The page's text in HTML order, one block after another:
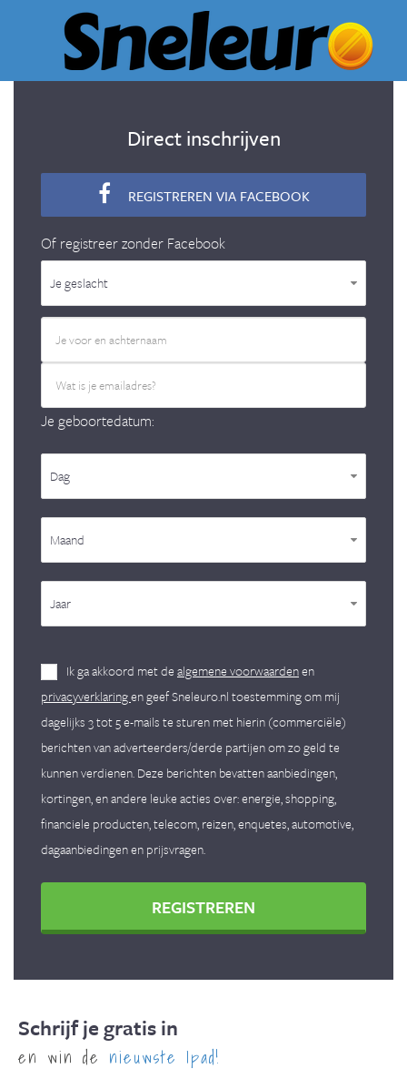
Direct inschrijven
REGISTREREN VIA FACEBOOK
Of registreer zonder Facebook
Je geslacht
Je geboortedatum:
Dag
Maand
Jaar
Ik ga akkoord met dealgemene voorwaardenen
privacyverklaringen geef Sneleuro.nl toestemming om mij
dagelijks 3 tot 5 e-mails te sturen met hierin (commerciële)
berichten van adverteerders/derde partijen om zo geld te
kunnen verdienen. Deze berichten bevatten aanbiedingen,
kortingen, en andere leuke acties over: energie, shopping,
financiele producten, telecom, reizen, enquetes, automotive,
dagaanbiedingen en prijsvragen.
REGISTREREN
Schrijf je gratis in
en win de nieuwste Ipad!